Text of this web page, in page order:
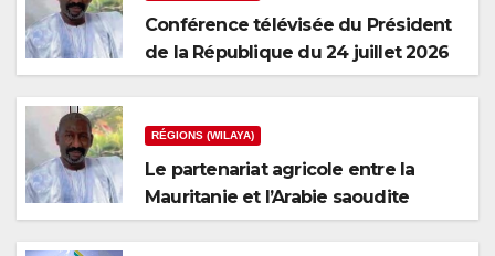
Conférence télévisée du Président
de la République du 24 juillet 2026
RÉGIONS (WILAYA)
Le partenariat agricole entre la
Mauritanie et l’Arabie saoudite